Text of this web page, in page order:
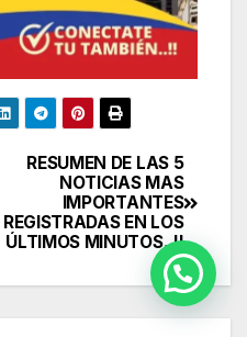
RESUMEN DE LAS 5
NOTICIAS MAS
IMPORTANTES
REGISTRADAS EN LOS
ÚLTIMOS MINUTOS..!!